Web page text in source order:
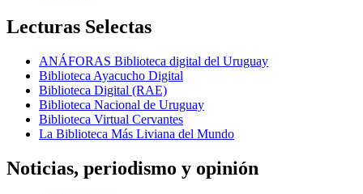
Lecturas Selectas
ANÁFORAS Biblioteca digital del Uruguay
Biblioteca Ayacucho Digital
Biblioteca Digital (RAE)
Biblioteca Nacional de Uruguay
Biblioteca Virtual Cervantes
La Biblioteca Más Liviana del Mundo
Noticias, periodismo y opinión